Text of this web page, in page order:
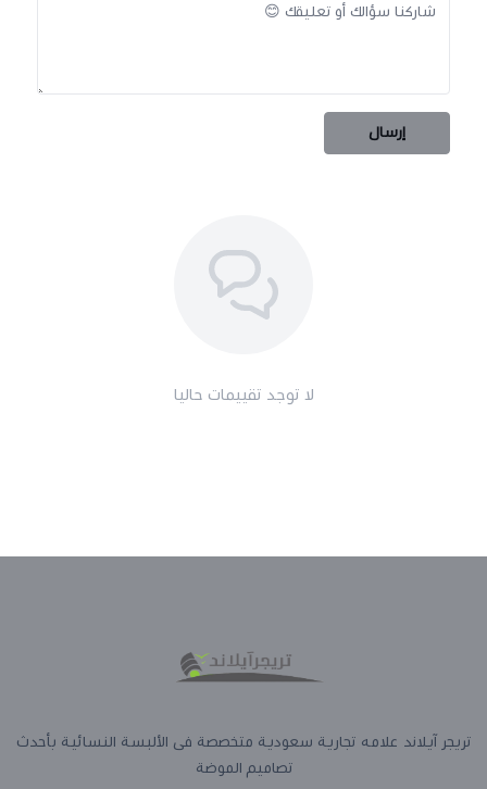
إرسال
لا توجد تقييمات حاليا
تريجر آيلاند علامه تجارية سعودية متخصصة فى الألبسة النسائية بأحدث
تصاميم الموضة